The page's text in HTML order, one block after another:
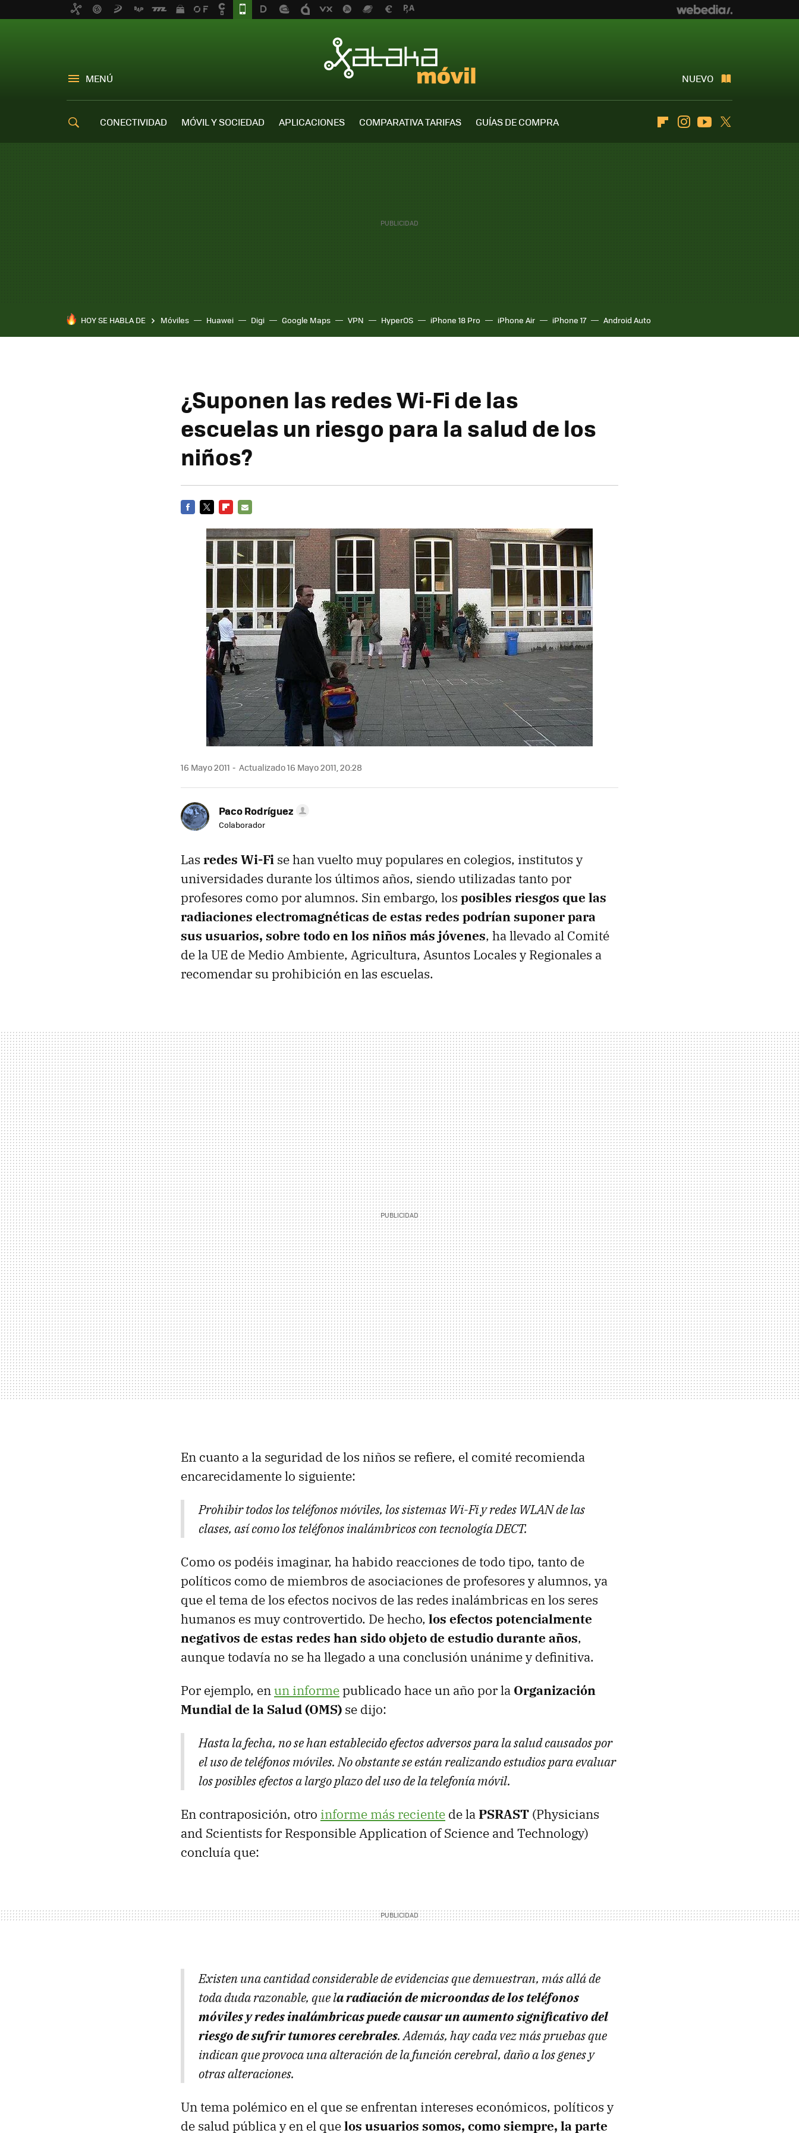
MENÚ NUEVO
CONECTIVIDAD MÓVIL Y SOCIEDAD APLICACIONES COMPARATIVA TARIFAS
GUÍAS DE COMPRA
FlipboardInstagramYoutube
HOY SE HABLA DE Móviles Huawei Digi Google Maps VPN HyperOS iPhone 18 Pro iPhone Air iPhone 17 Android Auto
¿Suponen las redes Wi-Fi de las
escuelas un riesgo para la salud de los
niños?
MAIL
16 Mayo 2011 Actualizado 16 Mayo 2011, 20:28
Paco Rodríguez
Colaborador
Las redes Wi-Fi se han vuelto muy populares en colegios, institutos y
universidades durante los últimos años, siendo utilizadas tanto por
profesores como por alumnos. Sin embargo, los posibles riesgos que las
radiaciones electromagnéticas de estas redes podrían suponer para
sus usuarios, sobre todo en los niños más jóvenes, ha llevado al Comité
de la UE de Medio Ambiente, Agricultura, Asuntos Locales y Regionales a
recomendar su prohibición en las escuelas.
En cuanto a la seguridad de los niños se refiere, el comité recomienda
encarecidamente lo siguiente:
Prohibir todos los teléfonos móviles, los sistemas Wi-Fi y redes WLANde las
clases, así como los teléfonos inalámbricos con tecnologíaDECT.
Como os podéis imaginar, ha habido reacciones de todo tipo, tanto de
políticos como de miembros de asociaciones de profesores y alumnos, ya
que el tema de los efectos nocivos de las redes inalámbricas en los seres
humanos es muy controvertido. De hecho, los efectos potencialmente
negativos de estas redes han sido objeto de estudio durante años,
aunque todavía no se ha llegado a una conclusión unánime y definitiva.
Por ejemplo, enun informepublicado hace un año por la Organización
Mundial de la Salud (OMS) se dijo:
Hasta la fecha, no se han establecido efectos adversos para la salud causados por
el uso de teléfonos móviles. No obstante se están realizando estudios para evaluar
los posibles efectos a largo plazo del uso de la telefonía móvil.
En contraposición, otro informe más reciente de laPSRAST (Physicians
and Scientists for Responsible Application of Science and Technology)
concluía que:
Existen una cantidad considerable de evidencias que demuestran, más allá de
toda duda razonable, que la radiación de microondas de los teléfonos
móviles y redes inalámbricas puede causar un aumento significativo del
riesgo de sufrir tumores cerebrales. Además, hay cada vez más pruebas que
indican que provoca una alteración de la función cerebral, daño a los genes y
otras alteraciones.
Un tema polémico en el que se enfrentan intereses económicos, políticos y
de salud pública y en el quelos usuarios somos, como siempre, la parte